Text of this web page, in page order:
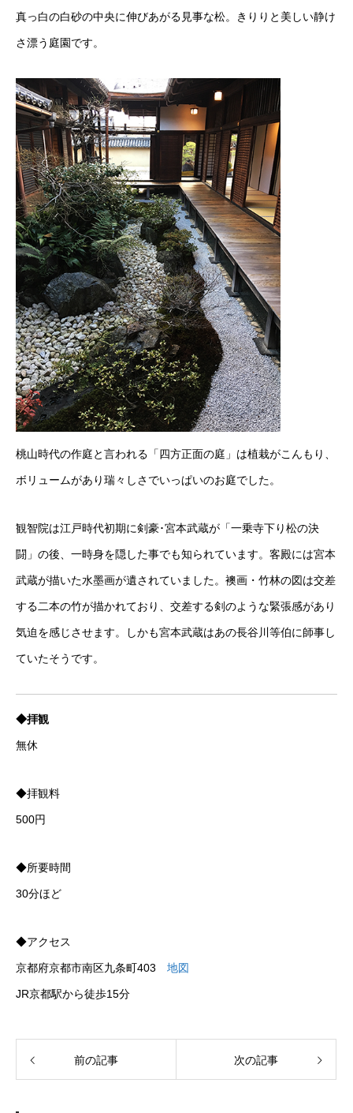
真っ白の白砂の中央に伸びあがる見事な松。きりりと美しい静け
さ漂う庭園です。
桃山時代の作庭と言われる「四方正面の庭」は植栽がこんもり、
ボリュームがあり瑞々しさでいっぱいのお庭でした。
観智院は江戸時代初期に剣豪･宮本武蔵が「一乗寺下り松の決
闘」の後、一時身を隠した事でも知られています。客殿には宮本
武蔵が描いた水墨画が遺されていました。襖画・竹林の図は交差
する二本の竹が描かれており、交差する剣のような緊張感があり
気迫を感じさせます。しかも宮本武蔵はあの長谷川等伯に師事し
ていたそうです。
◆拝観
無休
◆拝観料
500円
◆所要時間
30分ほど
◆アクセス
京都府京都市南区九条町403 地図
JR京都駅から徒歩15分
前の記事 次の記事